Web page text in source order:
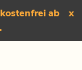
ab
x